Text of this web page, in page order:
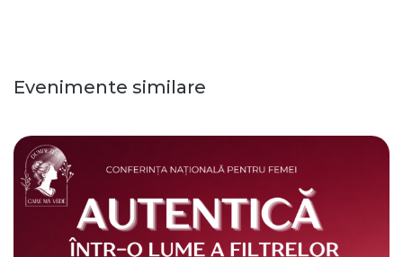
Evenimente similare